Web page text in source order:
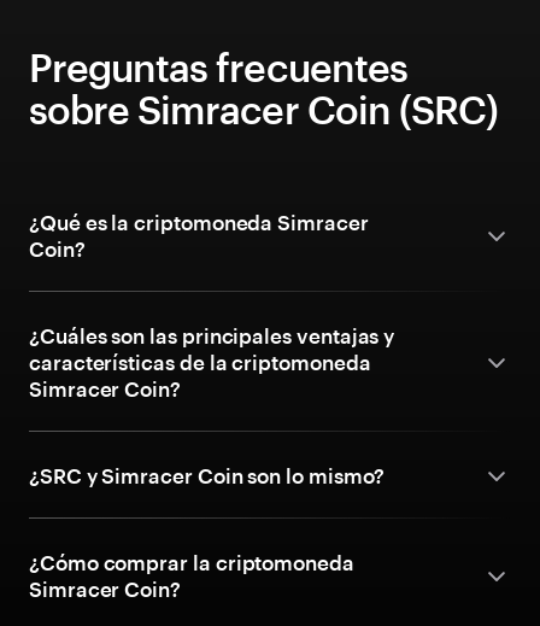
Preguntas frecuentes
sobre Simracer Coin (SRC)
¿Qué es la criptomoneda Simracer
Coin?
¿Cuáles son las principales ventajas y
características de la criptomoneda
Simracer Coin?
¿SRC y Simracer Coin son lo mismo?
¿Cómo comprar la criptomoneda
Simracer Coin?